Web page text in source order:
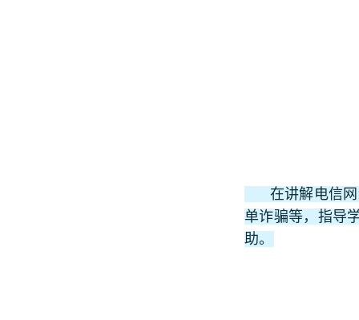
在讲解电信网
单诈骗等，指导
助。